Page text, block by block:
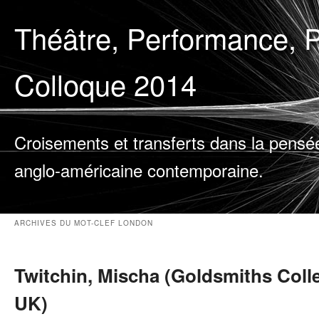
Théâtre, Performance,
Colloque 2014
Croisements et transferts dans la
anglo-américaine contemporaine.
ARCHIVES DU MOT-CLEF LONDON
Twitchin, Mischa (Goldsmiths
UK)